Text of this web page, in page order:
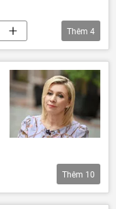
Thêm 4
Thêm 10